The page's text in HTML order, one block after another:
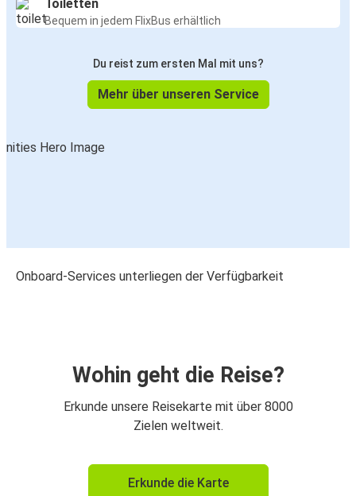
Toiletten
Bequem in jedem FlixBus erhältlich
Du reist zum ersten Mal mit uns?
Mehr über unseren Service
Onboard-Services unterliegen der Verfügbarkeit
Wohin geht die Reise?
Erkunde unsere Reisekarte mit über 8000
Zielen weltweit.
Erkunde die Karte